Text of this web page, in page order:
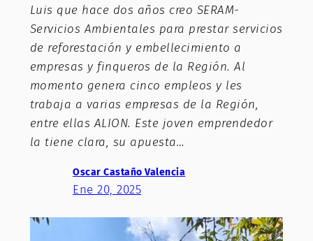
Luis que hace dos años creo SERAM-
Servicios Ambientales para prestar servicios
de reforestación y embellecimiento a
empresas y finqueros de la Región. Al
momento genera cinco empleos y les
trabaja a varias empresas de la Región,
entre ellas ALION. Este joven emprendedor
la tiene clara, su apuesta…
Oscar Castaño Valencia
Ene 20, 2025